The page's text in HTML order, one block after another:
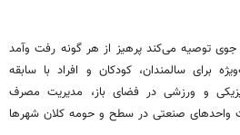
توصیه می‌کند پرهیز از هر گونه رفت وآمد
برای سالمندان، کودکان و افراد با سابقه
و ورزشی در فضای باز، مدیریت مصرف
صنعتی در سطح و حومه کلان شهرها